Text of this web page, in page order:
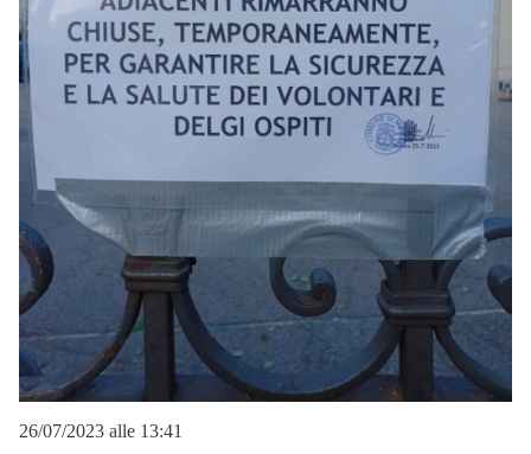
26/07/2023 alle 13:41